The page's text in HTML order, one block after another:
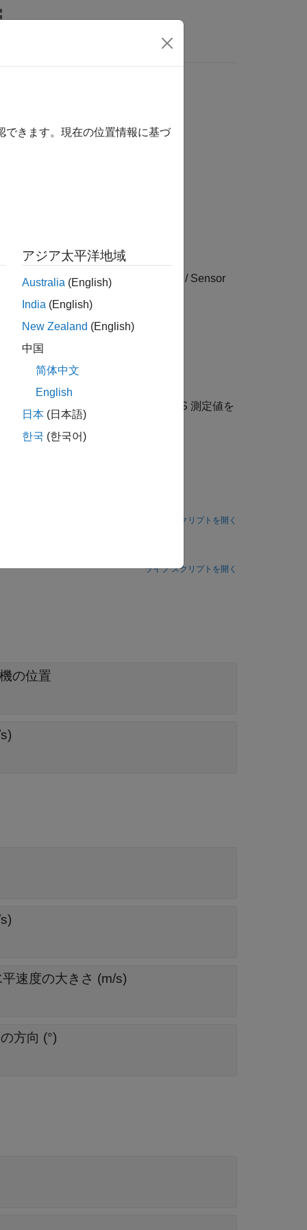
Positioning / Sensor Models
Toolbox / Multisensor Positioning / Sensor
基づいて、ノイズで破損した GPS 測定値を
高度の LLA 座標に変換します。
ライブ スクリプトを開く
ライブ スクリプトを開く
の位置
速度の大きさ (m/s)
方向 (°)
できます。現在の位置情報に基づ
アジア太平洋地域
Australia (English)
India (English)
New Zealand (English)
中国
简体中文
English
日本 (日本語)
한국 (한국어)